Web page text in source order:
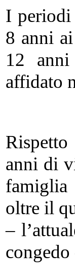
I periodi
8 anni
12
affidato
anni di
oltre il
–